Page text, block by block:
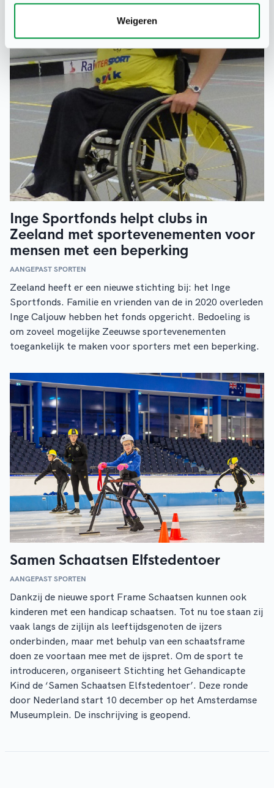
Weigeren
een activiteit.
Inge Sportfonds helpt clubs in
Zeeland met sportevenementen voor
mensen met een beperking
AANGEPAST SPORTEN
Zeeland heeft er een nieuwe stichting bij: het Inge
Sportfonds. Familie en vrienden van de in 2020 overleden
Inge Caljouw hebben het fonds opgericht. Bedoeling is
om zoveel mogelijke Zeeuwse sportevenementen
toegankelijk te maken voor sporters met een beperking.
Samen Schaatsen Elfstedentoer
AANGEPAST SPORTEN
Dankzij de nieuwe sport Frame Schaatsen kunnen ook
kinderen met een handicap schaatsen. Tot nu toe staan zij
vaak langs de zijlijn als leeftijdsgenoten de ijzers
onderbinden, maar met behulp van een schaatsframe
doen ze voortaan mee met de ijspret. Om de sport te
introduceren, organiseert Stichting het Gehandicapte
Kind de ‘Samen Schaatsen Elfstedentoer’. Deze ronde
door Nederland start 10 december op het Amsterdamse
Museumplein. De inschrijving is geopend.